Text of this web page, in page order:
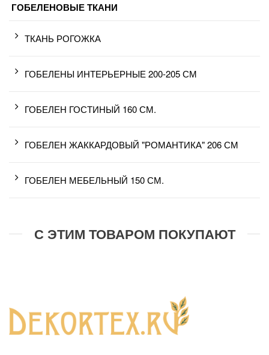
ГОБЕЛЕНОВЫЕ ТКАНИ
ТКАНЬ РОГОЖКА
ГОБЕЛЕНЫ ИНТЕРЬЕРНЫЕ 200-205 СМ
ГОБЕЛЕН ГОСТИНЫЙ 160 СМ.
ГОБЕЛЕН ЖАККАРДОВЫЙ "РОМАНТИКА" 206 СМ
ГОБЕЛЕН МЕБЕЛЬНЫЙ 150 СМ.
С ЭТИМ ТОВАРОМ ПОКУПАЮТ